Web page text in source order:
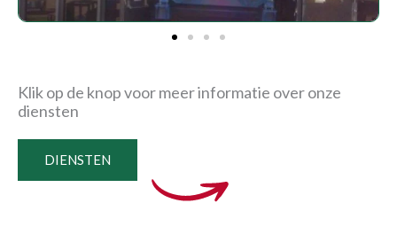
Klik op de knop voor meer informatie over onze
diensten
DIENSTEN